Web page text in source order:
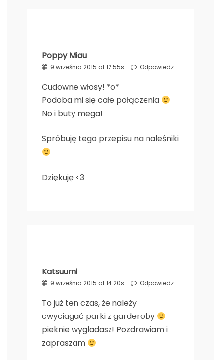
Poppy Miau
9 września 2015 at 12:55s Odpowiedz
Cudowne włosy! *o*
Podoba mi się całe połączenia
No i buty mega!
Spróbuję tego przepisu na naleśniki
Dziękuję <3
Katsuumi
9 września 2015 at 14:20s Odpowiedz
To już ten czas, że należy
cwyciagać parki z garderoby
pieknie wygladasz! Pozdrawiam i
zapraszam